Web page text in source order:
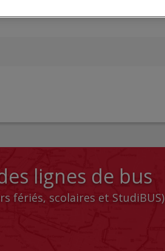
lignes de bus
fériés, scolaires et StudiBUS)